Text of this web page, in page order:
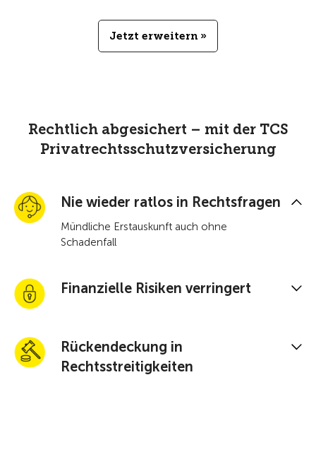
Jetzt erweitern »
Rechtlich abgesichert – mit der TCS
Privatrechtsschutzversicherung
Nie wieder ratlos in Rechtsfragen
Mündliche Erstauskunft auch ohne
Schadenfall
Finanzielle Risiken verringert
Rückendeckung in
Rechtsstreitigkeiten